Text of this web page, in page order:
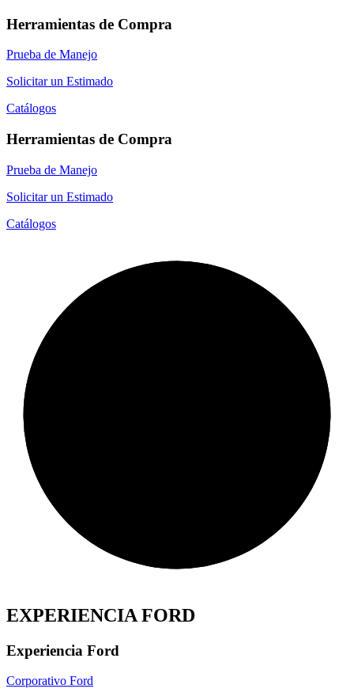
Herramientas de Compra
Prueba de Manejo
Solicitar un Estimado
Catálogos
Herramientas de Compra
Prueba de Manejo
Solicitar un Estimado
Catálogos
EXPERIENCIA FORD
Experiencia Ford
Corporativo Ford